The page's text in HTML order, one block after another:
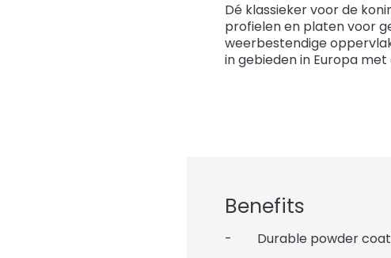
Dé klassieker voor de
profielen en platen voor
weerbestendige
in gebieden in Europa
Benefits
- Durable powder